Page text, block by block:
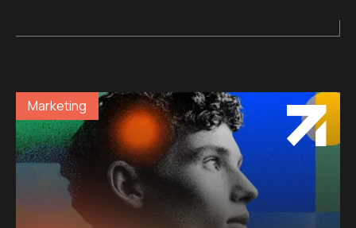
Marketing